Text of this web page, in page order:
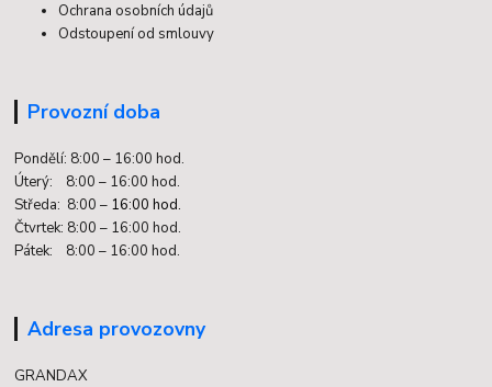
Ochrana osobních údajů
Odstoupení od smlouvy
Provozní doba
Pondělí: 8:00 – 16:00 hod.
Úterý: 8:00 – 16:00 hod.
Středa: 8:00 – 16:00 hod.
Čtvrtek: 8:00 – 16:00 hod.
Pátek: 8:00 – 16:00 hod.
Adresa provozovny
GRANDAX